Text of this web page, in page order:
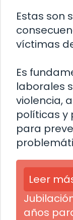
Estas son
víctimas
Es
laborales
violencia,
políticas y
para
Leer
años